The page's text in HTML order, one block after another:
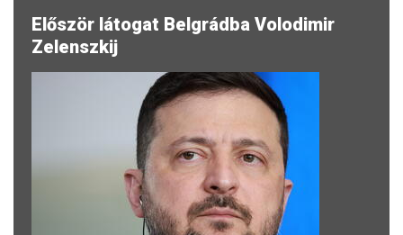
Először látogat Belgrádba Volodimir
Zelenszkij